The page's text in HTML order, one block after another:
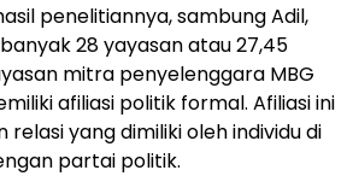
penelitiannya, sambung Adil,
28 yayasan atau 27,45
mitra penyelenggara MBG
afiliasi politik formal. Afiliasi ini
relasi yang dimiliki oleh individu di
partai politik.